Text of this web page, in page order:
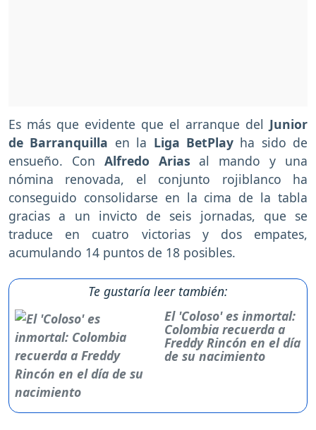
Es más que evidente que el arranque del Junior
de Barranquilla en la Liga BetPlayha sido de
ensueño. Con Alfredo Arias al mando y una
nómina renovada, el conjunto rojiblanco ha
conseguido consolidarse en la cima de la tabla
gracias a un invicto de seis jornadas, que se
traduce en cuatro victorias y dos empates,
acumulando 14 puntos de 18 posibles.
Te gustaría leer también:
El 'Coloso' es inmortal:
Colombia recuerda a
Freddy Rincón en el día
de su nacimiento